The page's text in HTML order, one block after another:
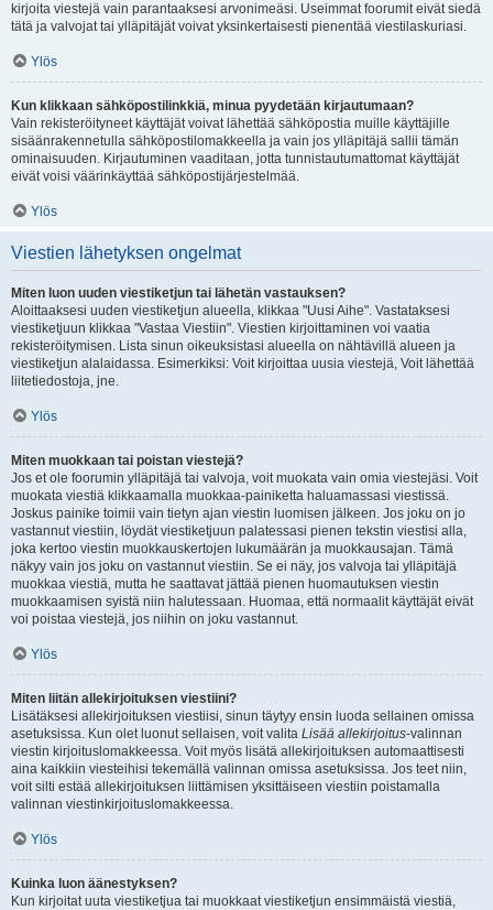
kirjoita viestejä vain parantaaksesi arvonimeäsi. Useimmat foorumit eivät siedä
tätä ja valvojat tai ylläpitäjät voivat yksinkertaisesti pienentää viestilaskuriasi.
Ylös
Kun klikkaan sähköpostilinkkiä, minua pyydetään kirjautumaan?
Vain rekisteröityneet käyttäjät voivat lähettää sähköpostia muille käyttäjille
sisäänrakennetulla sähköpostilomakkeella ja vain jos ylläpitäjä sallii tämän
ominaisuuden. Kirjautuminen vaaditaan, jotta tunnistautumattomat käyttäjät
eivät voisi väärinkäyttää sähköpostijärjestelmää.
Ylös
Viestien lähetyksen ongelmat
Miten luon uuden viestiketjun tai lähetän vastauksen?
Aloittaaksesi uuden viestiketjun alueella, klikkaa "Uusi Aihe". Vastataksesi
viestiketjuun klikkaa "Vastaa Viestiin". Viestien kirjoittaminen voi vaatia
rekisteröitymisen. Lista sinun oikeuksistasi alueella on nähtävillä alueen ja
viestiketjun alalaidassa. Esimerkiksi: Voit kirjoittaa uusia viestejä, Voit lähettää
liitetiedostoja, jne.
Ylös
Miten muokkaan tai poistan viestejä?
Jos et ole foorumin ylläpitäjä tai valvoja, voit muokata vain omia viestejäsi. Voit
muokata viestiä klikkaamalla muokkaa-painiketta haluamassasi viestissä.
Joskus painike toimii vain tietyn ajan viestin luomisen jälkeen. Jos joku on jo
vastannut viestiin, löydät viestiketjuun palatessasi pienen tekstin viestisi alla,
joka kertoo viestin muokkauskertojen lukumäärän ja muokkausajan. Tämä
näkyy vain jos joku on vastannut viestiin. Se ei näy, jos valvoja tai ylläpitäjä
muokkaa viestiä, mutta he saattavat jättää pienen huomautuksen viestin
muokkaamisen syistä niin halutessaan. Huomaa, että normaalit käyttäjät eivät
voi poistaa viestejä, jos niihin on joku vastannut.
Ylös
Miten liitän allekirjoituksen viestiini?
Lisätäksesi allekirjoituksen viestiisi, sinun täytyy ensin luoda sellainen omissa
asetuksissa. Kun olet luonut sellaisen, voit valita Lisää allekirjoitus-valinnan
viestin kirjoituslomakkeessa. Voit myös lisätä allekirjoituksen automaattisesti
aina kaikkiin viesteihisi tekemällä valinnan omissa asetuksissa. Jos teet niin,
voit silti estää allekirjoituksen liittämisen yksittäiseen viestiin poistamalla
valinnan viestinkirjoituslomakkeessa.
Ylös
Kuinka luon äänestyksen?
Kun kirjoitat uuta viestiketjua tai muokkaat viestiketjun ensimmäistä viestiä,